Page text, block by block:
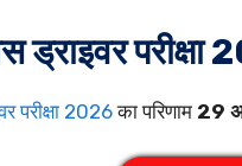
ड्राइवर
परीक्षा 2026का परिणाम 29